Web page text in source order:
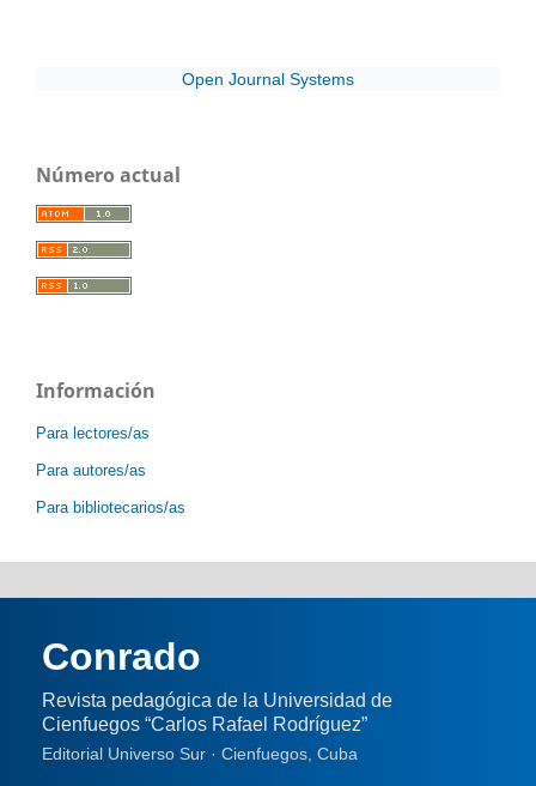
Open Journal Systems
Número actual
Información
Para lectores/as
Para autores/as
Para bibliotecarios/as
Conrado
Revista pedagógica de la Universidad de
Cienfuegos “Carlos Rafael Rodríguez”
Editorial Universo Sur · Cienfuegos, Cuba